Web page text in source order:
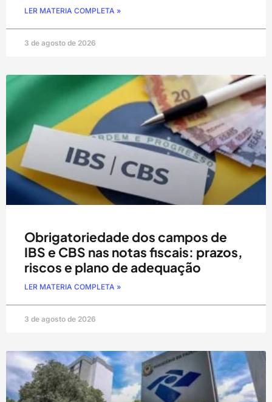
LER MATERIA COMPLETA »
3 de agosto de 2026
Obrigatoriedade dos campos de
IBS e CBS nas notas fiscais: prazos,
riscos e plano de adequação
LER MATERIA COMPLETA »
3 de agosto de 2026